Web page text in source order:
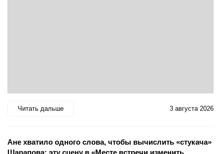
Читать дальше 3 августа 2026
Ане хватило одного слова, чтобы вычислить «стукача»
Шарапова: эту сцену в «Месте встречи изменить